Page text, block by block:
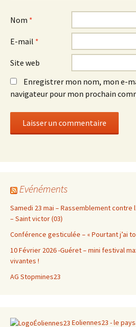
Nom *
E-mail *
Site web
Enregistrer mon nom, mon e-
navigateur pour mon prochain
Evénéments
Samedi 23 mai – Rassemblement contre
– Saint victor (03)
Conférence gesticulée – « Pourtant j’ai
10 Février 2026 -Guéret – mini festival
vivantes !
AG Stopmines23
Eoliennes23 - le